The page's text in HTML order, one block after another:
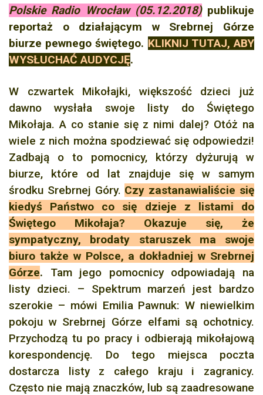
Polskie Radio Wrocław (05.12.2018)publikuje
reportaż o działającym w Srebrnej Górze
biurze pewnego świętego. KLIKNIJ TUTAJ, ABY
WYSŁUCHAĆ AUDYCJĘ.
W czwartek Mikołajki, większość dzieci już
dawno wysłała swoje listy do Świętego
Mikołaja. A co stanie się z nimi dalej? Otóż na
wiele z nich można spodziewać się odpowiedzi!
Zadbają o to pomocnicy, którzy dyżurują w
biurze, które od lat znajduje się w samym
środku Srebrnej Góry. Czy zastanawialiście się
kiedyś Państwo co się dzieje z listami do
Świętego Mikołaja? Okazuje się, że
sympatyczny, brodaty staruszek ma swoje
biuro także w Polsce, a dokładniej w Srebrnej
Górze. Tam jego pomocnicy odpowiadają na
listy dzieci. – Spektrum marzeń jest bardzo
szerokie – mówi Emilia Pawnuk: W niewielkim
pokoju w Srebrnej Górze elfami są ochotnicy.
Przychodzą tu po pracy i odbierają mikołajową
korespondencję. Do tego miejsca poczta
dostarcza listy z całego kraju i zagranicy.
Często nie mają znaczków, lub są zaadresowane